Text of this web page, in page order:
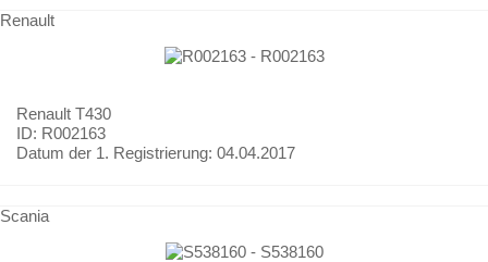
Renault
Renault T430
ID: R002163
Datum der 1. Registrierung: 04.04.2017
Scania